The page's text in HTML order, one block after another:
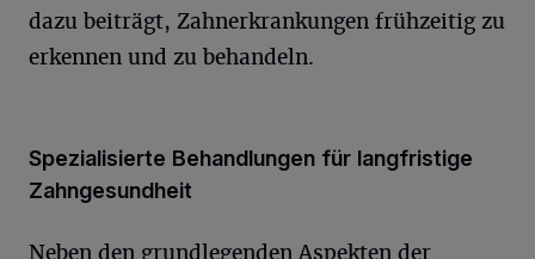
dazu beiträgt, Zahnerkrankungen frühzeitig zu
erkennen und zu behandeln.
Spezialisierte Behandlungen für langfristige
Zahngesundheit
Neben den grundlegenden Aspekten der